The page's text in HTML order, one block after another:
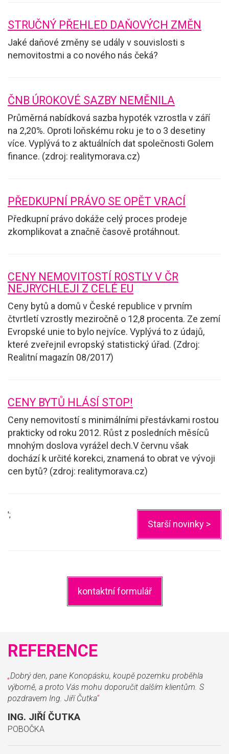
STRUČNÝ PŘEHLED DAŇOVÝCH ZMĚN
Jaké daňové změny se udály v souvislosti s
nemovitostmi a co nového nás čeká?
ČNB ÚROKOVÉ SAZBY NEMĚNILA
Průměrná nabídková sazba hypoték vzrostla v září
na 2,20%. Oproti loňskému roku je to o 3 desetiny
více. Vyplývá to z aktuálních dat společnosti Golem
finance. (zdroj: realitymorava.cz)
PŘEDKUPNÍ PRÁVO SE OPĚT VRACÍ
Předkupní právo dokáže celý proces prodeje
zkomplikovat a značně časově protáhnout.
CENY NEMOVITOSTÍ ROSTLY V ČR
NEJRYCHLEJI Z CELÉ EU
Ceny bytů a domů v České republice v prvním
čtvrtletí vzrostly meziročně o 12,8 procenta. Ze zemí
Evropské unie to bylo nejvíce. Vyplývá to z údajů,
které zveřejnil evropský statistický úřad. (Zdroj:
Realitní magazín 08/2017)
CENY BYTŮ HLÁSÍ STOP!
Ceny nemovitostí s minimálními přestávkami rostou
prakticky od roku 2012. Růst z posledních měsíců
mnohým doslova vyrážel dech.V červnu však
dochází k určité korekci, znamená to obrat ve vývoji
cen bytů? (zdroj: realitymorava.cz)
Starší novinky >
';
kontaktní formulář
REFERENCE
„Dobrý den, pane Konopásku, koupě pozemku proběhla
výborně, a proto Vás mohu doporučit dalším klientům. S
pozdravem Ing. Jiří Čutka“
ING. JIŘÍ ČUTKA
POBOČKA